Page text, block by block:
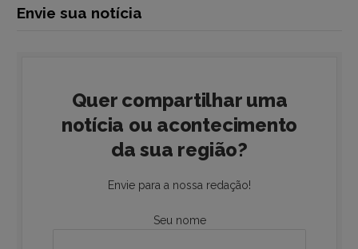
Envie sua notícia
Quer compartilhar uma
notícia ou acontecimento
da sua região?
Envie para a nossa redação!
Seu nome